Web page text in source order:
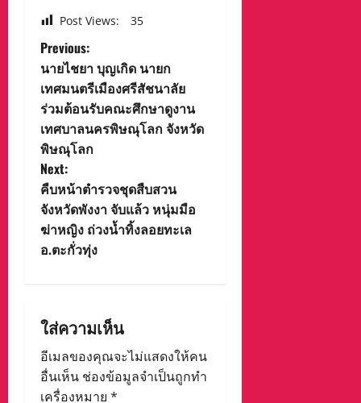
Post Views: 35
P
o
s
t
n
a
v
g
a
t
Previous:
นายไชยา บุญเกิด นายก
เทศมนตรีเมืองศรีสัชนาลัย
ร่วมต้อนรับคณะศึกษาดูงาน
เทศบาลนครพิษณุโลก จังหวัด
พิษณุโลก
Next:
คืบหน้าตำรวจชุดสืบสวน
จังหวัดพังงา จับแล้ว หนุ่มมือ
ฆ่าหญิง ถ่วงน้ำทิ้งลอยทะเล
อ.ตะกั่วทุ่ง
ใส่ความเห็น
อีเมลของคุณจะไม่แสดงให้คน
อื่นเห็น ช่องข้อมูลจำเป็นถูกทำ
เครื่องหมาย *